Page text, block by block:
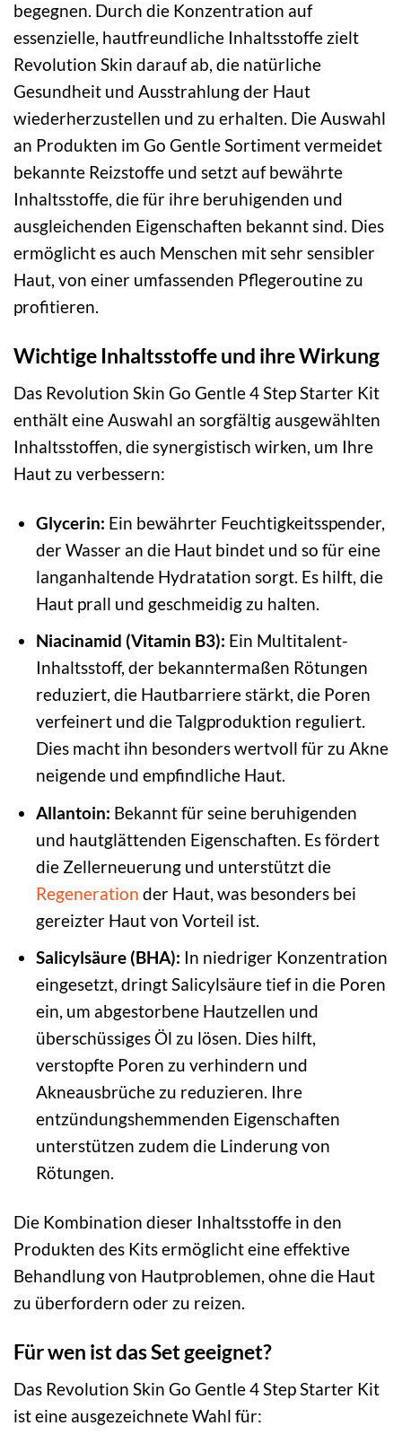
begegnen. Durch die Konzentration auf
essenzielle, hautfreundliche Inhaltsstoffe zielt
Revolution Skin darauf ab, die natürliche
Gesundheit und Ausstrahlung der Haut
wiederherzustellen und zu erhalten. Die Auswahl
an Produkten im Go Gentle Sortiment vermeidet
bekannte Reizstoffe und setzt auf bewährte
Inhaltsstoffe, die für ihre beruhigenden und
ausgleichenden Eigenschaften bekannt sind. Dies
ermöglicht es auch Menschen mit sehr sensibler
Haut, von einer umfassenden Pflegeroutine zu
profitieren.
Wichtige Inhaltsstoffe und ihre Wirkung
Das Revolution Skin Go Gentle 4 Step Starter Kit
enthält eine Auswahl an sorgfältig ausgewählten
Inhaltsstoffen, die synergistisch wirken, um Ihre
Haut zu verbessern:
Glycerin: Ein bewährter Feuchtigkeitsspender,
der Wasser an die Haut bindet und so für eine
langanhaltende Hydratation sorgt. Es hilft, die
Haut prall und geschmeidig zu halten.
Niacinamid (Vitamin B3): Ein Multitalent-
Inhaltsstoff, der bekanntermaßen Rötungen
reduziert, die Hautbarriere stärkt, die Poren
verfeinert und die Talgproduktion reguliert.
Dies macht ihn besonders wertvoll für zu Akne
neigende und empfindliche Haut.
Allantoin: Bekannt für seine beruhigenden
und hautglättenden Eigenschaften. Es fördert
die Zellerneuerung und unterstützt die
Regeneration der Haut, was besonders bei
gereizter Haut von Vorteil ist.
Salicylsäure (BHA): In niedriger Konzentration
eingesetzt, dringt Salicylsäure tief in die Poren
ein, um abgestorbene Hautzellen und
überschüssiges Öl zu lösen. Dies hilft,
verstopfte Poren zu verhindern und
Akneausbrüche zu reduzieren. Ihre
entzündungshemmenden Eigenschaften
unterstützen zudem die Linderung von
Rötungen.
Die Kombination dieser Inhaltsstoffe in den
Produkten des Kits ermöglicht eine effektive
Behandlung von Hautproblemen, ohne die Haut
zu überfordern oder zu reizen.
Für wen ist das Set geeignet?
Das Revolution Skin Go Gentle 4 Step Starter Kit
ist eine ausgezeichnete Wahl für: